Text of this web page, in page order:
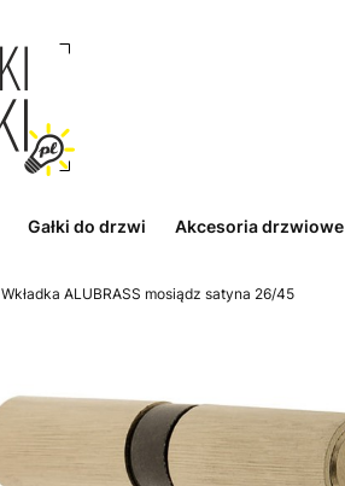
Gałki do drzwi Akcesoria drzwiowe
Wkładka ALUBRASS mosiądz satyna 26/45